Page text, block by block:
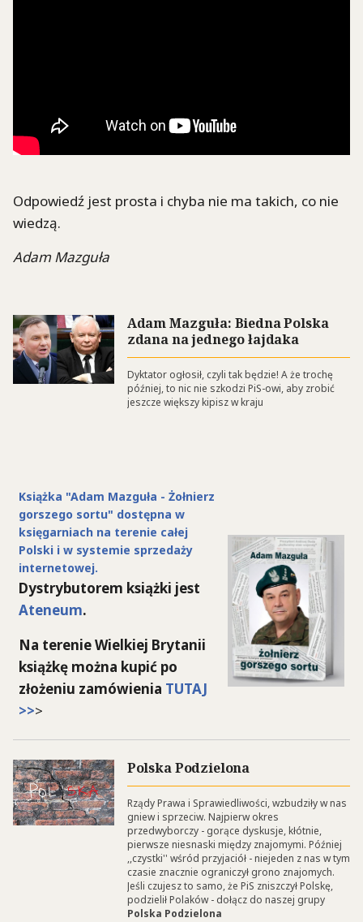
Odpowiedź jest prosta i chyba nie ma takich, co nie
wiedzą.
Adam Mazguła
Adam Mazguła: Biedna Polska
zdana na jednego łajdaka
Dyktator ogłosił, czyli tak będzie! A że trochę
później, to nic nie szkodzi PiS-owi, aby zrobić
jeszcze większy kipisz w kraju
Książka "Adam Mazguła - Żołnierz
gorszego sortu" dostępna w
księgarniach na terenie całej
Polski i w systemie sprzedaży
internetowej.
Dystrybutorem książki jest
Ateneum.
Na terenie Wielkiej Brytanii
książkę można kupić po
złożeniu zamówienia TUTAJ
>>>
Polska Podzielona
Rządy Prawa i Sprawiedliwości, wzbudziły w nas
gniew i sprzeciw. Najpierw okres
przedwyborczy - gorące dyskusje, kłótnie,
pierwsze niesnaski między znajomymi. Później
,,czystki'' wśród przyjaciół - niejeden z nas w tym
czasie znacznie ograniczył grono znajomych.
Jeśli czujesz to samo, że PiS zniszczył Polskę,
podzielił Polaków - dołącz do naszej grupy
Polska Podzielona